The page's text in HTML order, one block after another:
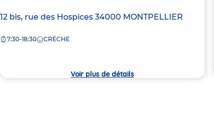
Adresse
la
12 bis, rue des Hospices 34000 MONTPELLIER
7:30-18:30 CRÈCHE
Voir plus de détails